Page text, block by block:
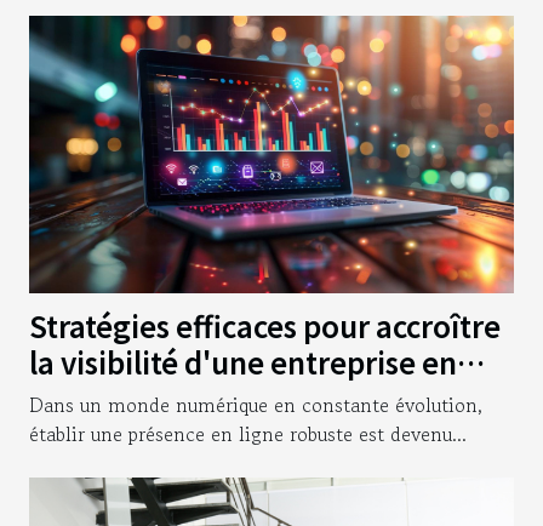
Stratégies efficaces pour accroître
la visibilité d'une entreprise en
ligne
Dans un monde numérique en constante évolution,
établir une présence en ligne robuste est devenu...